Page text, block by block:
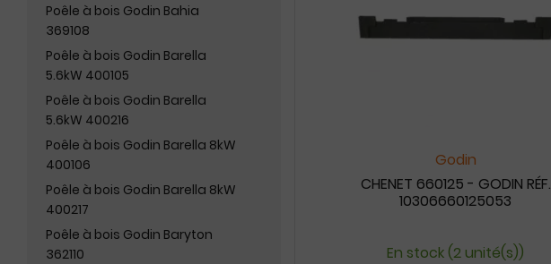
Poêle à bois Godin Bahia
369108
Poêle à bois Godin Barella
5.6kW 400105
Poêle à bois Godin Barella
5.6kW 400216
Poêle à bois Godin Barella 8kW
400106
Poêle à bois Godin Barella 8kW
400217
Poêle à bois Godin Baryton
362110
Godin
CHENET 660125 - GODIN RÉF.
10306660125053
En stock (2 unité(s))